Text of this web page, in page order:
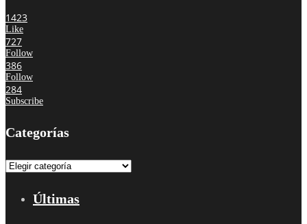
1423
Like
727
Follow
386
Follow
284
Subscribe
Categorías
Categorías
Últimas